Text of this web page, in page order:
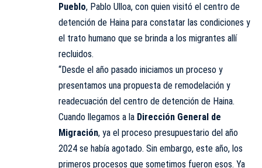
Pueblo, Pablo Ulloa, con quien visitó el centro de
detención de Haina para constatar las condiciones y
el trato humano que se brinda a los migrantes allí
recluidos.
“Desde el año pasado iniciamos un proceso y
presentamos una propuesta de remodelación y
readecuación del centro de detención de Haina.
Cuando llegamos a la Dirección General de
Migración, ya el proceso presupuestario del año
2024 se había agotado. Sin embargo, este año, los
primeros procesos que sometimos fueron esos. Ya